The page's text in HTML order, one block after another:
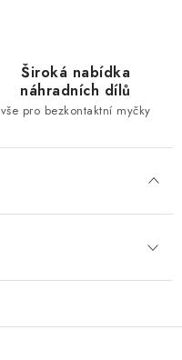
Široká nabídka
náhradních dílů
vše pro bezkontaktní myčky